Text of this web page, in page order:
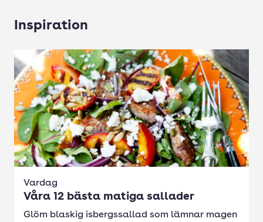
Inspiration
Vardag
Våra 12 bästa matiga sallader
Glöm blaskig isbergssallad som lämnar magen